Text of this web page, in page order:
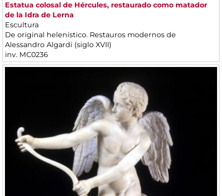
Estatua colosal de Hércules, restaurado como matador
de la Idra de Lerna
Escultura
De original helenístico. Restauros modernos de
Alessandro Algardi (siglo XVII)
inv. MC0236